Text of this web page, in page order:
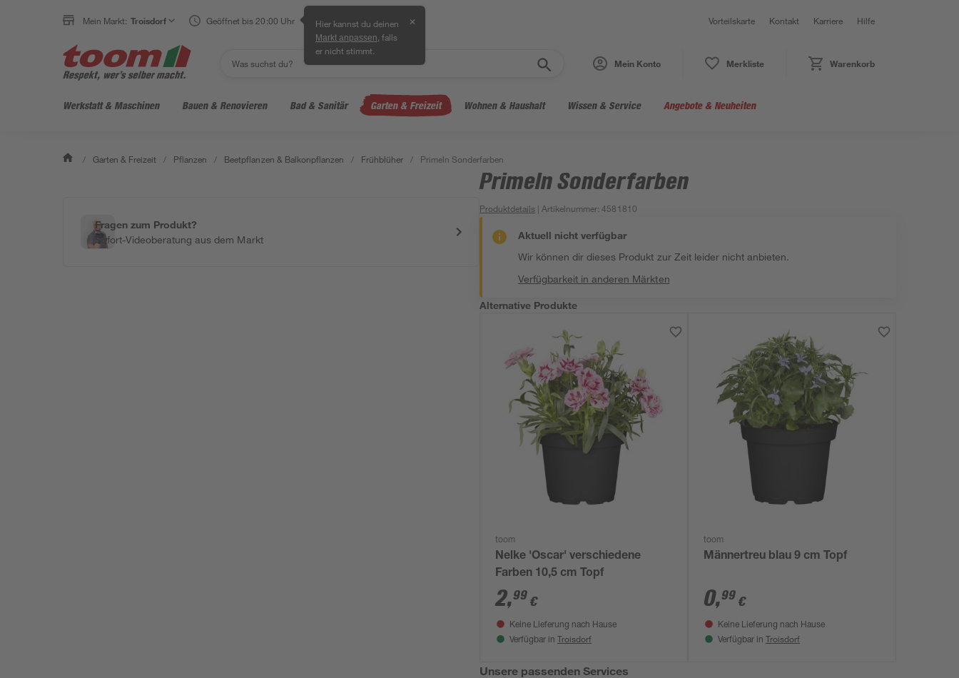
Mein Markt: Troisdorf Geöffnet bis 20:00 Uhr Hier kannst du deinen
Markt anpassen , falls
er nicht stimmt.
✕ Vorteilskarte Kontakt Karriere Hilfe
Mein Konto Merkliste Warenkorb
Werkstatt & Maschinen Bauen & Renovieren Bad & Sanitär Garten & Freizeit Wohnen & Haushalt Wissen & Service Angebote & Neuheiten
/ Garten & Freizeit / Pflanzen / Beetpflanzen & Balkonpflanzen / Frühblüher / Primeln Sonderfarben
Fragen zum Produkt?
Sofort-Videoberatung aus dem Markt
Primeln Sonderfarben
Produktdetails | Artikelnummer:4581810
Aktuell nicht verfügbar
Wir können dir dieses Produkt zur Zeit leider nicht anbieten.
Verfügbarkeit in anderen Märkten
Alternative Produkte
toom
Nelke 'Oscar' verschiedene
Farben 10,5 cm Topf
2,99 €
Keine Lieferung nach Hause
Verfügbar in Troisdorf
toom
Männertreu blau 9 cm Topf
0,99 €
Keine Lieferung nach Hause
Verfügbar in Troisdorf
Unsere passenden Services